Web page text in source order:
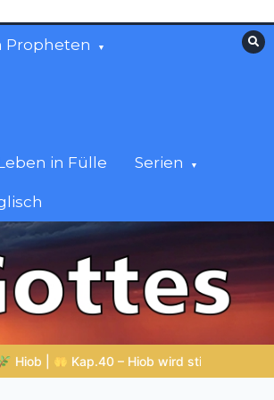
Propheten
in Fülle Serien
DIE STILLE INTELLIGENZ DES